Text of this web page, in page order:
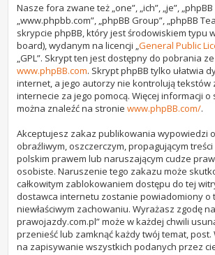
Nasze fora zwane też „one”, „ich”, „je”,
„www.phpbb.com”, „phpBB Group”, „phpBB
skrypcie phpBB, który jest środowiskiem typu
board), wydanym na licencji „General Public
„GPL”. Skrypt ten jest dostępny do pobrania
www.phpBB.com. Skrypt phpBB tylko ułatwia
internet, a jego autorzy nie kontrolują tekstów
internecie za jego pomocą. Więcej informacji o
można znaleźć na stroniewww.phpBB.com/.
Akceptujesz zakaz publikowania wypowiedzi
obraźliwym, oszczerczym, propagującym
polskim prawem lub naruszającym cudze
osobiste. Naruszenie tego zakazu może
całkowitym zablokowaniem dostępu do tej
dostawca internetu zostanie powiadomiony o
niewłaściwym zachowaniu. Wyrażasz zgodę
prawojazdy.com.pl” może w każdej chwili
przenieść lub zamknąć każdy twój temat, post.
na zapisywanie wszystkich podanych przez